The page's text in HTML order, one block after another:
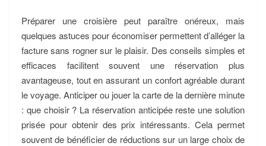
Préparer une croisière peut paraître onéreux, mais
quelques astuces pour économiser permettent d’alléger la
facture sans rogner sur le plaisir. Des conseils simples et
efficaces facilitent souvent une réservation plus
avantageuse, tout en assurant un confort agréable durant
le voyage. Anticiper ou jouer la carte de la dernière minute
: que choisir ? La réservation anticipée reste une solution
prisée pour obtenir des prix intéressants. Cela permet
souvent de bénéficier de réductions sur un large choix de